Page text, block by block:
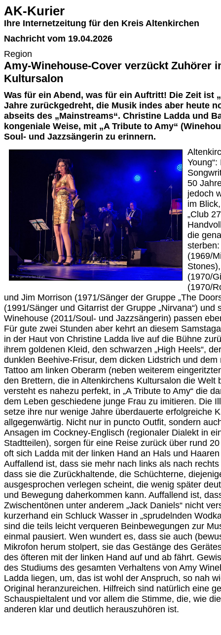
AK-Kurier
Ihre Internetzeitung für den Kreis Altenkirchen
Nachricht vom 19.04.2026
Region
Amy-Winehouse-Cover verzückt Zuhörer
Kultursalon
Was für ein Abend, was für ein Auftritt! Die Zeit ist
Jahre zurückgedreht, die Musik indes aber heute
abseits des „Mainstreams“. Christine Ladda und
kongeniale Weise, mit „A Tribute to Amy“
Soul- und Jazzsängerin zu erinnern.
50
jedoch
im
„Club
die
(1969/
(1970/
(1970/
und Jim Morrison (1971/Sänger der Gruppe „The
(1991/Sänger und Gitarrist der Gruppe „Nirvana“) und
Winehouse (2011/Soul- und Jazzsängerin) passen
Für gute zwei Stunden aber kehrt an diesem
in der Haut von Christine Ladda live auf die Bühne
ihrem goldenen Kleid, den schwarzen „High Heels“,
dunklen Beehive-Frisur, dem dicken Lidstrich und
Tattoo am linken Oberarm (neben weiterem
den Brettern, die in Altenkirchens Kultursalon die Welt
versteht es nahezu perfekt, in „A Tribute to Amy“ die
dem Leben geschiedene junge Frau zu imitieren. Die
setze ihre nur wenige Jahre überdauerte erfolgreiche
allgegenwärtig. Nicht nur in puncto Outfit, sondern
Ansagen im Cockney-Englisch (regionaler Dialekt in
Stadtteilen), sorgen für eine Reise zurück über rund
oft sich Ladda mit der linken Hand an Hals und
Auffallend ist, dass sie mehr nach links als nach
dass sie die Zurückhaltende, die Schüchterne,
ausgesprochen verlegen scheint, die wenig später
und Bewegung daherkommen kann. Auffallend ist,
Zwischentönen unter anderem „Jack Daniels“ nicht
kurzerhand ein Schluck Wasser in „sprudelnden
sind die teils leicht verqueren Beinbewegungen zur
einmal pausiert. Wen wundert es, dass sie auch
Mikrofon herum stolpert, sie das Gestänge des
des öfteren mit der linken Hand auf und ab fährt.
des Studiums des gesamten Verhaltens von Amy
Ladda liegen, um, das ist wohl der Anspruch, so nah
Original heranzureichen. Hilfreich sind natürlich eine
Schauspieltalent und vor allem die Stimme, die, wie
anderen klar und deutlich herauszuhören ist.